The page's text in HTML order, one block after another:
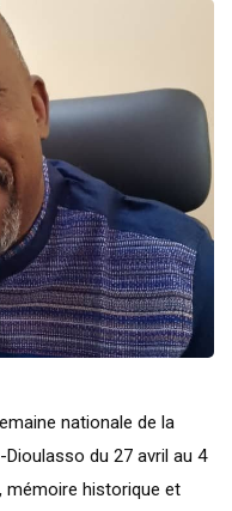
nationale de la
du 27 avril au 4
mémoire historique et